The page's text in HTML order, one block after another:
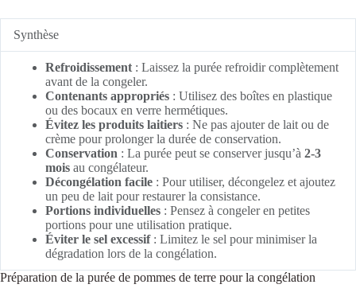
Synthèse
Refroidissement : Laissez la purée refroidir complètement
avant de la congeler.
Contenants appropriés : Utilisez des boîtes en plastique
ou des bocaux en verre hermétiques.
Évitez les produits laitiers : Ne pas ajouter de lait ou de
crème pour prolonger la durée de conservation.
Conservation : La purée peut se conserver jusqu’à 2-3
mois au congélateur.
Décongélation facile : Pour utiliser, décongelez et ajoutez
un peu de lait pour restaurer la consistance.
Portions individuelles : Pensez à congeler en petites
portions pour une utilisation pratique.
Éviter le sel excessif: Limitez le sel pour minimiser la
dégradation lors de la congélation.
Préparation de la purée de pommes de terre pour la congélation